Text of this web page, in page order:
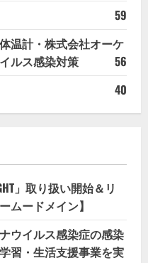
59
温計・株式会社オーケ
ルス感染対策
56
40
」取り扱い開始＆リ
ムードメイン】
ウイルス感染症の感染
習・生活支援事業を実